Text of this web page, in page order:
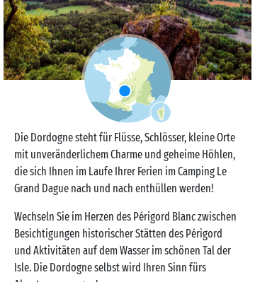
Die Dordogne steht für Flüsse, Schlösser, kleine Orte
mit unveränderlichem Charme und geheime Höhlen,
die sich Ihnen im Laufe Ihrer Ferien im Camping Le
Grand Dague nach und nach enthüllen werden!
Wechseln Sie im Herzen des Périgord Blanc zwischen
Besichtigungen historischer Stätten des Périgord
und Aktivitäten auf dem Wasser im schönen Tal der
Isle. Die Dordogne selbst wird Ihren Sinn fürs